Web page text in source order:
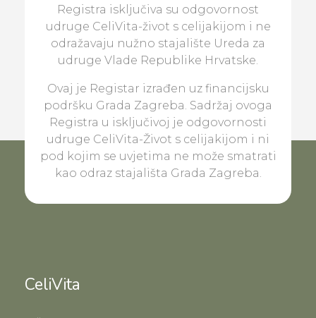
Registra isključiva su odgovornost
udruge CeliVita-život s celijakijom i ne
odražavaju nužno stajalište Ureda za
udruge Vlade Republike Hrvatske.
Ovaj je Registar izrađen uz financijsku
podršku Grada Zagreba. Sadržaj ovoga
Registra u isključivoj je odgovornosti
udruge CeliVita-Život s celijakijom i ni
pod kojim se uvjetima ne može smatrati
kao odraz stajališta Grada Zagreba.
CeliVita